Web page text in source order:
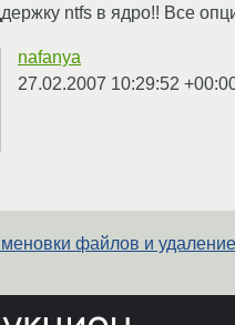
ntfs в ядро!! Все
nafanya
27.02.2007 10:29:52
файлов и